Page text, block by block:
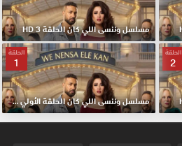
مسلسل وننسى اللي كان الحلقة 3 HD
الحلقة
2
الحلقة
1
مسلسل وننسى اللي كان الحلقة الأولي 1 HD